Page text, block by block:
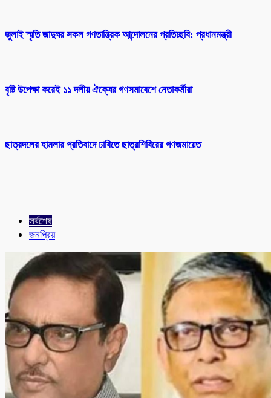
জুলাই স্মৃতি জাদুঘর সকল গণতান্ত্রিক আন্দোলনের প্রতিচ্ছবি: প্রধানমন্ত্রী
বৃষ্টি উপেক্ষা করেই ১১ দলীয় ঐক্যের গণসমাবেশে নেতাকর্মীরা
ছাত্রদলের হামলার প্রতিবাদে ঢাবিতে ছাত্রশিবিরের গণজমায়েত
সর্বশেষ
জনপ্রিয়